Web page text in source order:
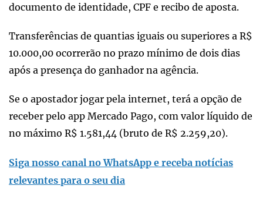
documento de identidade, CPF e recibo de aposta.
Transferências de quantias iguais ou superiores a R$
10.000,00 ocorrerão no prazo mínimo de dois dias
após a presença do ganhador na agência.
Se o apostador jogar pela internet, terá a opção de
receber pelo app Mercado Pago, com valor líquido de
no máximo R$ 1.581,44 (bruto de R$ 2.259,20).
Siga nosso canal no WhatsApp e receba notícias
relevantes para o seu dia